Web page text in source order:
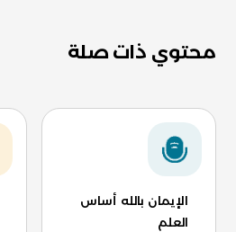
محتوي ذات صلة
الإيمان بالله أساس
العلم